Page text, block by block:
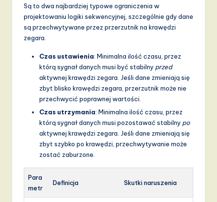
Są to dwa najbardziej typowe ograniczenia w
projektowaniu logiki sekwencyjnej, szczególnie gdy dane
są przechwytywane przez przerzutnik na krawędzi
zegara.
Czas ustawienia: Minimalna ilość czasu, przez
którą sygnał danych musi być stabilny przed
aktywnej krawędzi zegara. Jeśli dane zmieniają się
zbyt blisko krawędzi zegara, przerzutnik może nie
przechwycić poprawnej wartości.
Czas utrzymania: Minimalna ilość czasu, przez
którą sygnał danych musi pozostawać stabilny po
aktywnej krawędzi zegara. Jeśli dane zmieniają się
zbyt szybko po krawędzi, przechwytywanie może
zostać zaburzone.
Para
metr
Definicja Skutki naruszenia